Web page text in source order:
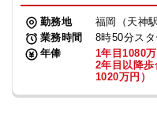
勤務地
福岡（天神
業務時間
8時50分スタ
年俸
1年目1080
2年目以降
1020万円）